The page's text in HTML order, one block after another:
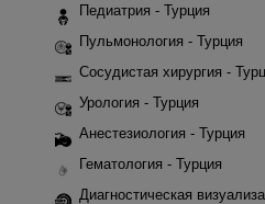
Педиатрия - Турция
Пульмонология - Турция
Сосудистая хирургия -
Урология - Турция
Анестезиология - Турция
Гематология - Турция
Диагностическая